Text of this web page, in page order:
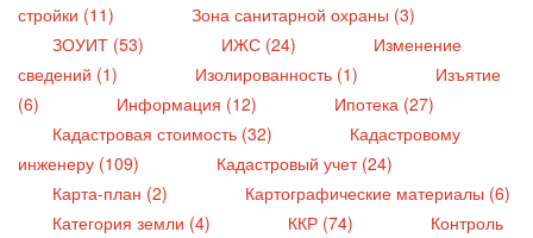
стройки (11)
Зона санитарной охраны (3)
ЗОУИТ (53)
ИЖС (24)
Изменение
сведений (1)
Изолированность (1)
Изъятие
(6)
Информация (12)
Ипотека (27)
Кадастровая стоимость (32)
Кадастровому
инженеру (109)
Кадастровый учет (24)
Карта-план (2)
Картографические материалы (6)
Категория земли (4)
ККР (74)
Контроль